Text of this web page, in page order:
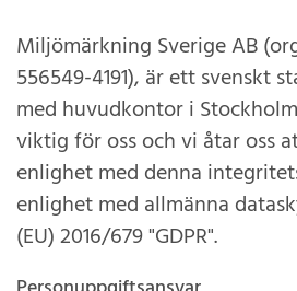
Miljömärkning Sverige AB
556549-4191), är ett svenskt
med huvudkontor i
viktig för oss och vi åtar oss
enlighet med denna
enlighet med allmänna
(EU) 2016/679 "GDPR".